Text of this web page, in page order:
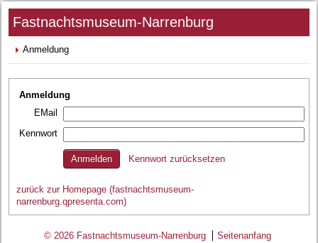
Fastnachtsmuseum-Narrenburg
Anmeldung
Anmeldung
EMail
Kennwort
Kennwort zurücksetzen
zurück zur Homepage (fastnachtsmuseum-
narrenburg.qpresenta.com)
© 2026 Fastnachtsmuseum-Narrenburg Seitenanfang